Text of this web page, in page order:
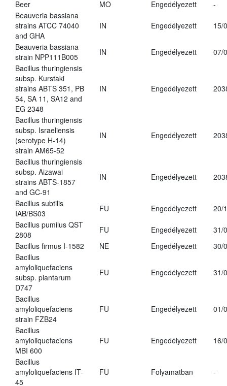
Beer
MO Engedélyezett
-
Beauveria bassiana
strains ATCC 74040
and GHA
IN Engedélyezett 15/
Beauveria bassiana
strain NPP111B005
IN Engedélyezett
07/
Bacillus thuringiensis
subsp. Kurstaki
strains ABTS 351, PB
54, SA 11, SA12 and
EG 2348
IN Engedélyezett
Bacillus thuringiensis
subsp. Israeliensis
(serotype H-14)
strain AM65-52
IN Engedélyezett
Bacillus thuringiensis
subsp. Aizawai
strains ABTS-1857
and GC-91
IN Engedélyezett
Bacillus subtilis
IAB/BS03
FU Engedélyezett
20/
Bacillus pumilus QST
2808
FU Engedélyezett
31/
Bacillus firmus I-1582
NE Engedélyezett
30/
Bacillus
amyloliquefaciens
subsp. plantarum
D747
FU Engedélyezett 31/
Bacillus
amyloliquefaciens
strain FZB24
FU Engedélyezett 01/
Bacillus
amyloliquefaciens
MBI 600
FU Engedélyezett 16/
Bacillus
amyloliquefaciens IT-
45
FU Folyamatban -